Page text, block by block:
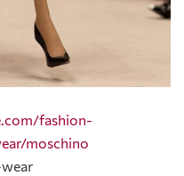
fashion-
moschino